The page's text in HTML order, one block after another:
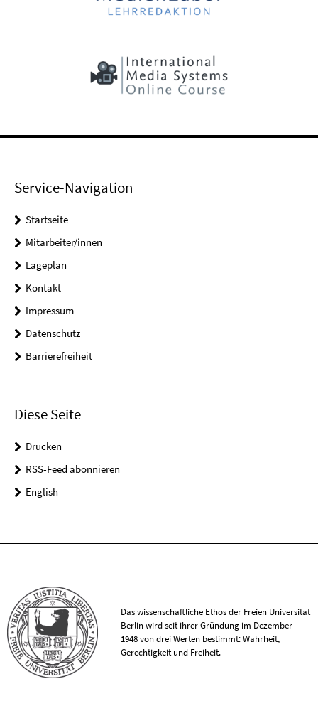
Service-Navigation
Startseite
Mitarbeiter/innen
Lageplan
Kontakt
Impressum
Datenschutz
Barrierefreiheit
Diese Seite
Drucken
RSS-Feed abonnieren
English
Das wissenschaftliche Ethos der Freien Universität
Berlin wird seit ihrer Gründung im Dezember
1948 von drei Werten bestimmt: Wahrheit,
Gerechtigkeit und Freiheit.